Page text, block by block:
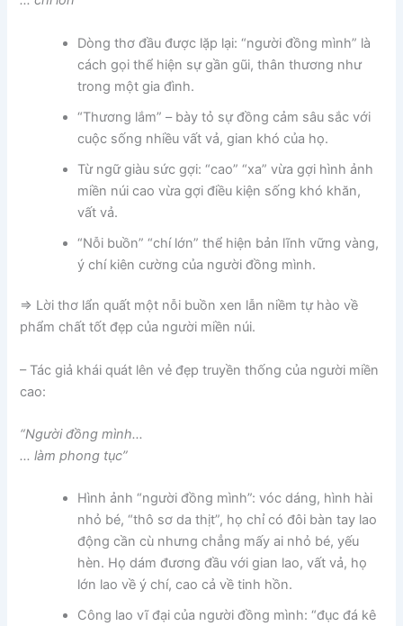
Dòng thơ đầu được lặp lại: “người đồng mình” là
cách gọi thể hiện sự gần gũi, thân thương như
trong một gia đình.
“Thương lắm” – bày tỏ sự đồng cảm sâu sắc với
cuộc sống nhiều vất vả, gian khó của họ.
Từ ngữ giàu sức gợi: “cao” “xa” vừa gợi hình ảnh
miền núi cao vừa gợi điều kiện sống khó khăn,
vất vả.
“Nỗi buồn” “chí lớn” thể hiện bản lĩnh vững vàng,
ý chí kiên cường của người đồng mình.
=> Lời thơ lẩn quất một nỗi buồn xen lẫn niềm tự hào về
phẩm chất tốt đẹp của người miền núi.
– Tác giả khái quát lên vẻ đẹp truyền thống của người miền
cao:
“Người đồng mình…
… làm phong tục”
Hình ảnh “người đồng mình”: vóc dáng, hình hài
nhỏ bé, “thô sơ da thịt”, họ chỉ có đôi bàn tay lao
động cần cù nhưng chẳng mấy ai nhỏ bé, yếu
hèn. Họ dám đương đầu với gian lao, vất vả, họ
lớn lao về ý chí, cao cả về tinh hồn.
Công lao vĩ đại của người đồng mình: “đục đá kê